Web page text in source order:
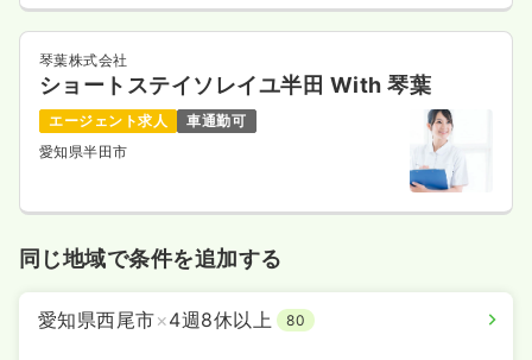
琴葉株式会社
ショートステイソレイユ半田 With 琴葉
エージェント求人
車通勤可
愛知県半田市
同じ地域で条件を追加する
愛知県西尾市×4週8休以上 80